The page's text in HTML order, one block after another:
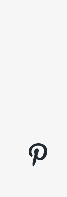
pinterest